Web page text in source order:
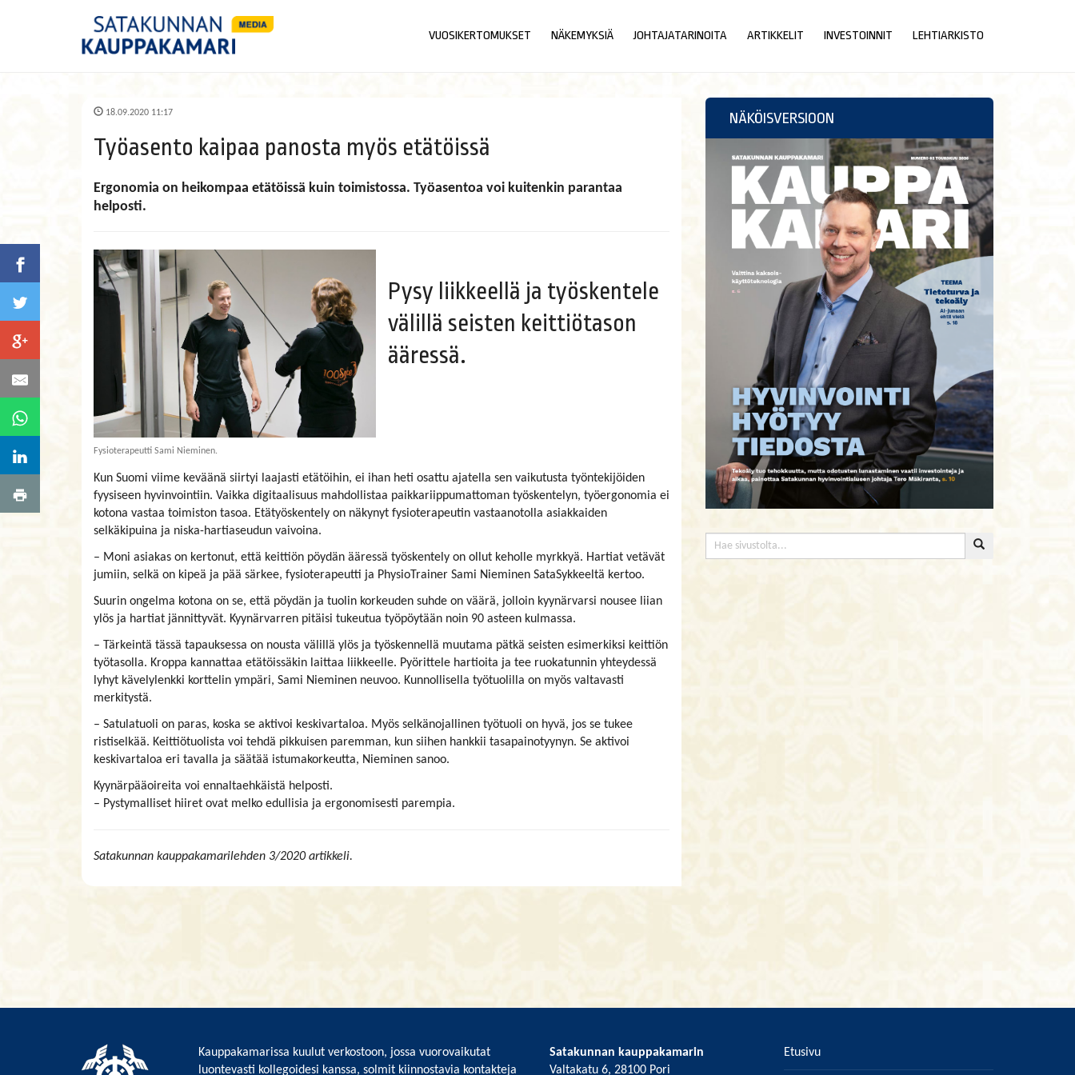
VUOSIKERTOMUKSET NÄKEMYKSIÄ JOHTAJATARINOITA ARTIKKELIT INVESTOINNIT LEHTIARKISTO
18.09.2020 11:17
Työasento kaipaa panosta myös etätöissä
Ergonomia on heikompaa etätöissä kuin toimistossa. Työasentoa voi kuitenkin parantaa
helposti.
Fysioterapeutti Sami Nieminen.
Pysy liikkeellä ja työskentele
välillä seisten keittiötason
ääressä.
Kun Suomi viime keväänä siirtyi laajasti etätöihin, ei ihan heti osattu ajatella sen vaikutusta työntekijöiden
fyysiseen hyvinvointiin. Vaikka digitaalisuus mahdollistaa paikkariippumattoman työskentelyn, työergonomia ei
kotona vastaa toimiston tasoa. Etätyöskentely on näkynyt fysioterapeutin vastaanotolla asiakkaiden
selkäkipuina ja niska-hartiaseudun vaivoina.
– Moni asiakas on kertonut, että keittiön pöydän ääressä työskentely on ollut keholle myrkkyä. Hartiat vetävät
jumiin, selkä on kipeä ja pää särkee, fysioterapeutti ja PhysioTrainer Sami Nieminen SataSykkeeltä kertoo.
Suurin ongelma kotona on se, että pöydän ja tuolin korkeuden suhde on väärä, jolloin kyynärvarsi nousee liian
ylös ja hartiat jännittyvät. Kyynärvarren pitäisi tukeutua työpöytään noin 90 asteen kulmassa.
– Tärkeintä tässä tapauksessa on nousta välillä ylös ja työskennellä muutama pätkä seisten esimerkiksi keittiön
työtasolla. Kroppa kannattaa etätöissäkin laittaa liikkeelle. Pyörittele hartioita ja tee ruokatunnin yhteydessä
lyhyt kävelylenkki korttelin ympäri, Sami Nieminen neuvoo. Kunnollisella työtuolilla on myös valtavasti
merkitystä.
– Satulatuoli on paras, koska se aktivoi keskivartaloa. Myös selkänojallinen työtuoli on hyvä, jos se tukee
ristiselkää. Keittiötuolista voi tehdä pikkuisen paremman, kun siihen hankkii tasapainotyynyn. Se aktivoi
keskivartaloa eri tavalla ja säätää istumakorkeutta, Nieminen sanoo.
Kyynärpääoireita voi ennaltaehkäistä helposti.
– Pystymalliset hiiret ovat melko edullisia ja ergonomisesti parempia.
Satakunnan kauppakamarilehden 3/2020 artikkeli.
NÄKÖISVERSIOON
Kauppakamarissa kuulut verkostoon, jossa vuorovaikutat
luontevasti kollegoidesi kanssa, solmit kiinnostavia kontakteja
Satakunnan kauppakamarin
Valtakatu 6, 28100 Pori
Etusivu